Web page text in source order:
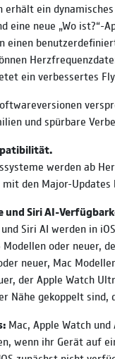
erhält ein
eine neue „Wo ist?“-
einen
ein verbessertes
und spürbare
werden ab
den Major-Updates
und Siri AI-
Siri AI werden in
oder neuer,
neuer, Mac
der Apple Watch
Nähe gekoppelt
Mac, Apple Watch
wenn ihr Gerät auf